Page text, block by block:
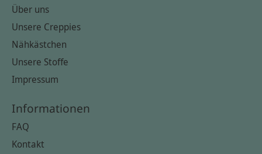
Über uns
Unsere Creppies
Nähkästchen
Unsere Stoffe
Impressum
Informationen
FAQ
Kontakt